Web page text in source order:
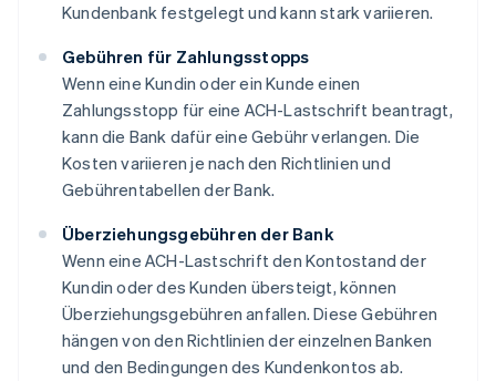
Kundenbank festgelegt und kann stark variieren.
Gebühren für Zahlungsstopps
Wenn eine Kundin oder ein Kunde einen
Zahlungsstopp für eine ACH-Lastschrift beantragt,
kann die Bank dafür eine Gebühr verlangen. Die
Kosten variieren je nach den Richtlinien und
Gebührentabellen der Bank.
Überziehungsgebühren der Bank
Wenn eine ACH-Lastschrift den Kontostand der
Kundin oder des Kunden übersteigt, können
Überziehungsgebühren anfallen. Diese Gebühren
hängen von den Richtlinien der einzelnen Banken
und den Bedingungen des Kundenkontos ab.